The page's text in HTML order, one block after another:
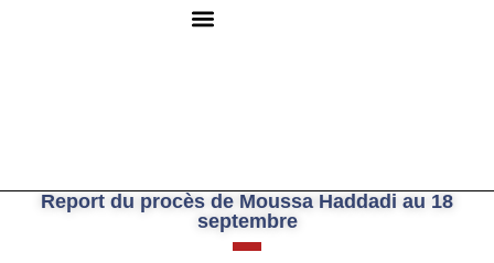
Report du procès de Moussa Haddadi au 18
septembre